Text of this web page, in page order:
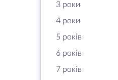
3 роки
4 роки
5 років
6 років
7 років